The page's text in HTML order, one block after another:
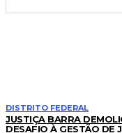
DISTRITO FEDERAL
JUSTIÇA BARRA
DESAFIO À GESTÃO DE